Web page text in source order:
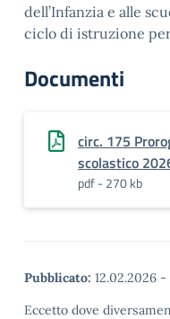
dell’Infanzia e alle
ciclo di istruzione
Documenti
circ. 175
scolastico
pdf - 270 kb
Pubblicato: 12.02.2026 -
Eccetto dove